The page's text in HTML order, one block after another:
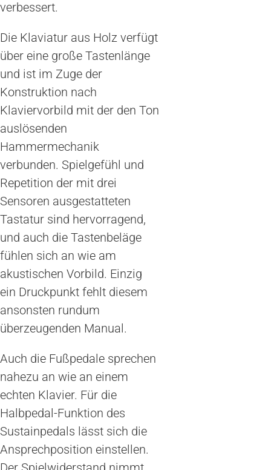
verbessert.
Die Klaviatur aus Holz verfügt
über eine große Tastenlänge
und ist im Zuge der
Konstruktion nach
Klaviervorbild mit der den Ton
auslösenden
Hammermechanik
verbunden. Spielgefühl und
Repetition der mit drei
Sensoren ausgestatteten
Tastatur sind hervorragend,
und auch die Tastenbeläge
fühlen sich an wie am
akustischen Vorbild. Einzig
ein Druckpunkt fehlt diesem
ansonsten rundum
überzeugenden Manual.
Auch die Fußpedale sprechen
nahezu an wie an einem
echten Klavier. Für die
Halbpedal-Funktion des
Sustainpedals lässt sich die
Ansprechposition einstellen.